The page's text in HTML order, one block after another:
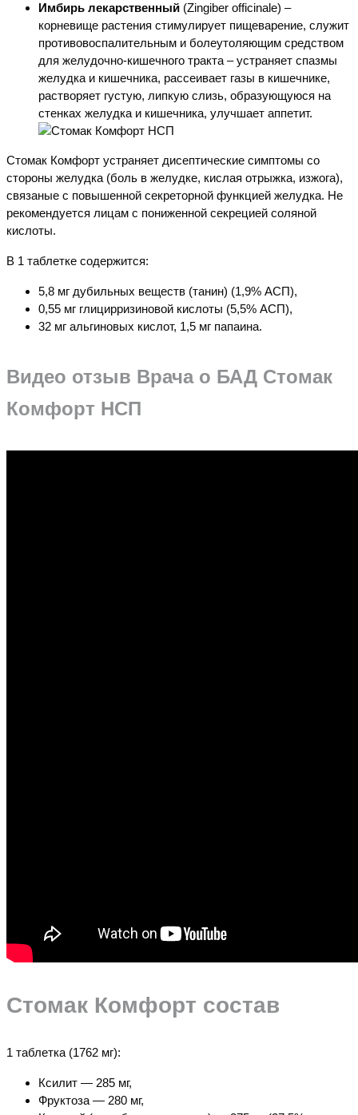
Имбирь лекарственный (Zingiber officinale) –
корневище растения стимулирует пищеварение, служит
противовоспалительным и болеутоляющим средством
для желудочно-кишечного тракта – устраняет спазмы
желудка и кишечника, рассеивает газы в кишечнике,
растворяет густую, липкую слизь, образующуюся на
стенках желудка и кишечника, улучшает аппетит.
Стомак Комфорт устраняет дисептические симптомы со
стороны желудка (боль в желудке, кислая отрыжка, изжога),
связаные с повышенной секреторной функцией желудка. Не
рекомендуется лицам с пониженной секрецией соляной
кислоты.
В 1 таблетке содержится:
5,8 мг дубильных веществ (танин) (1,9% АСП),
0,55 мг глицирризиновой кислоты (5,5% АСП),
32 мг альгиновых кислот, 1,5 мг папаина.
Видео отзыв Врача о БАД Стомак
Комфорт НСП
Стомак Комфорт состав
1 таблетка (1762 мг):
Ксилит — 285 мг,
Фруктоза — 280 мг,